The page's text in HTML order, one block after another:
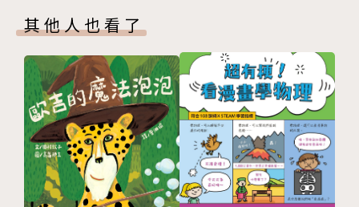
華民國兒童文學學會秘書長及常務理事，亦曾擔任三之
三出版總編輯與臺灣麥克總編輯。著有二十餘本繪本。
繪者 王秋香
喜歡孩子的畫，也喜歡為孩子畫畫。作品《妙妙魔術
師》獲第16屆信誼幼兒文學獎3-8歲圖畫書創作類佳作
獎，《好快樂唷！》獲第18屆0-3歲圖畫書創作類首
獎。畫風細膩、饒富童趣，讓人百看不厭。
其他人也看了